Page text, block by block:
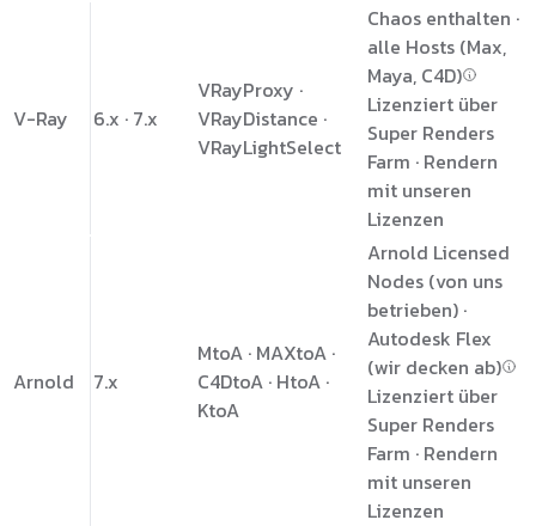
V-Ray 6.x · 7.x
VRayProxy ·
VRayDistance ·
VRayLightSelect
Chaos enthalten ·
alle Hosts (Max,
Maya, C4D)
Lizenziert über
Super Renders
Farm · Rendern
mit unseren
Lizenzen
Arnold 7.x
MtoA · MAXtoA ·
C4DtoA · HtoA ·
KtoA
Arnold Licensed
Nodes (von uns
betrieben) ·
Autodesk Flex
(wir decken ab)
Lizenziert über
Super Renders
Farm · Rendern
mit unseren
Lizenzen